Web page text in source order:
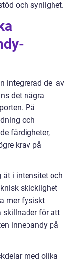
och synlighet.
integrerad del av
det några
På
och
färdigheter,
krav på
åt i intensitet och
skicklighet
mer fysiskt
skillnader för att
innebandy på
med olika